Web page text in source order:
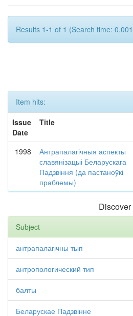
Results 1-1 of 1 (Search time:
Item hits:
Issue
Date
Title
1998
Антрапалагічныя аспекты
славянізацыі Беларускага
Падзвіння (да пастаноўкі
праблемы)
Discover
Subject
антрапалагічны тып
антропологический тип
балты
Беларускае Падзвінне